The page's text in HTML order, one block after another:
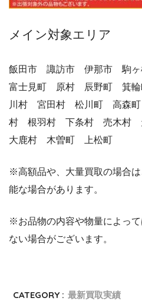
メイン対象エリア
飯田市 諏訪市 伊那市 駒
富士見町 原村 辰野町 箕
川村 宮田村 松川町 高森
村 根羽村 下条村 売木村
大鹿村 木曽町 上松町
※高額品や、大量買取の場合
能な場合があります。
※お品物の内容や物量によっ
ない場合がございます。
CATEGORY : 最新買取実績